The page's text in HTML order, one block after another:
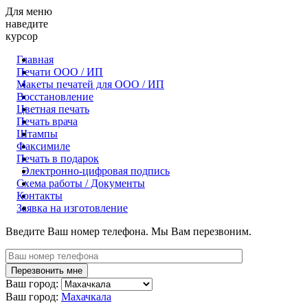
Для меню
наведите
курсор
Главная
Печати ООО / ИП
Макеты печатей для OOO / ИП
Восстановление
Цветная печать
Печать врача
Штампы
Факсимиле
Печать в подарок
Электронно-цифровая подпись
Схема работы / Документы
Контакты
Заявка на изготовление
Введите Ваш номер телефона. Мы Вам перезвоним.
Ваш город:
Ваш город: Махачкала